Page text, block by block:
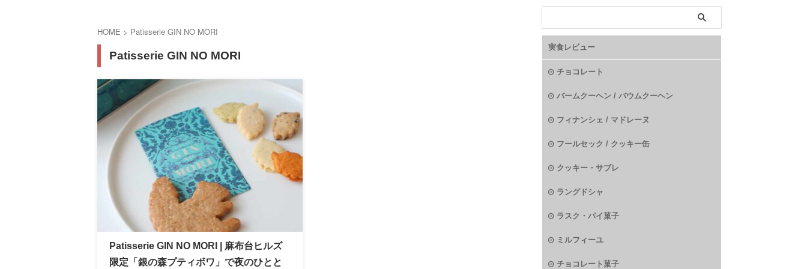
HOME > Patisserie GIN NO MORI
Patisserie GIN NO MORI
Patisserie GIN NO MORI | 麻布台ヒルズ
限定「銀の森プティボワ」で夜のひとと
実食レビュー
チョコレート
バームクーヘン / バウムクーヘン
フィナンシェ / マドレーヌ
フールセック / クッキー缶
クッキー・サブレ
ラングドシャ
ラスク・パイ菓子
ミルフィーユ
チョコレート菓子